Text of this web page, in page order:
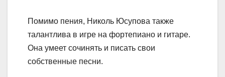
Помимо пения, Николь Юсупова также
талантлива в игре на фортепиано и гитаре.
Она умеет сочинять и писать свои
собственные песни.